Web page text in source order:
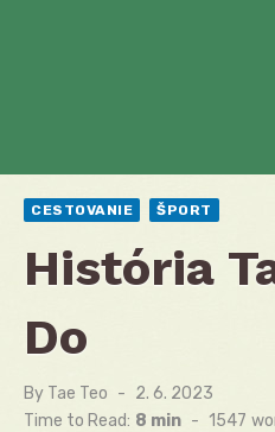
CESTOVANIE ŠPORT
História
Do
By Tae Teo
Posted
on
2. 6. 2023
Time to Read: 8 min - 1547